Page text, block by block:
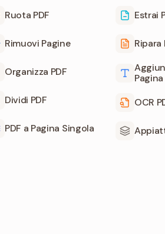
Ruota PDF
Rimuovi Pagine
Organizza PDF
Dividi PDF
PDF a Pagina Singola
Estrai
Ripara
Pagina
OCR